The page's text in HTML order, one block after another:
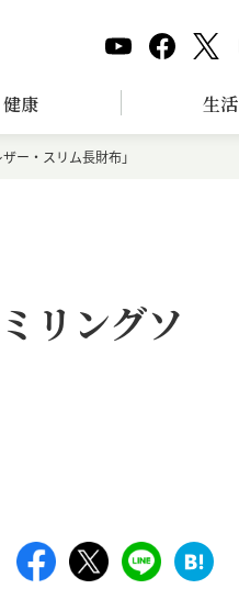
健康 生活
ー・スリム長財布」
リングソ